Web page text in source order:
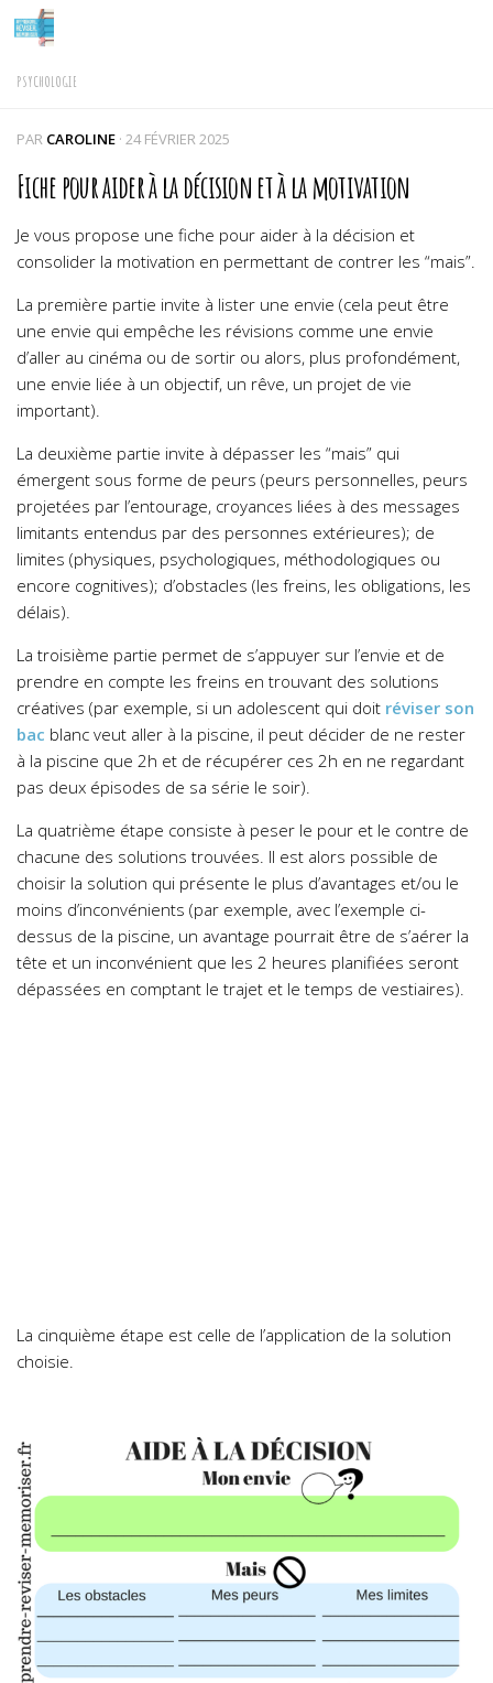
Skip to content
PSYCHOLOGIE
PAR CAROLINE · 24 FÉVRIER 2025
Fiche pour aider à la décision et à la motivation
Je vous propose une fiche pour aider à la décision et
consolider la motivation en permettant de contrer les “mais”.
La première partie invite à lister une envie (cela peut être
une envie qui empêche les révisions comme une envie
d’aller au cinéma ou de sortir ou alors, plus profondément,
une envie liée à un objectif, un rêve, un projet de vie
important).
La deuxième partie invite à dépasser les “mais” qui
émergent sous forme de peurs (peurs personnelles, peurs
projetées par l’entourage, croyances liées à des messages
limitants entendus par des personnes extérieures); de
limites (physiques, psychologiques, méthodologiques ou
encore cognitives); d’obstacles (les freins, les obligations, les
délais).
La troisième partie permet de s’appuyer sur l’envie et de
prendre en compte les freins en trouvant des solutions
créatives (par exemple, si un adolescent qui doit réviser son
bac blanc veut aller à la piscine, il peut décider de ne rester
à la piscine que 2h et de récupérer ces 2h en ne regardant
pas deux épisodes de sa série le soir).
La quatrième étape consiste à peser le pour et le contre de
chacune des solutions trouvées. Il est alors possible de
choisir la solution qui présente le plus d’avantages et/ou le
moins d’inconvénients (par exemple, avec l’exemple ci-
dessus de la piscine, un avantage pourrait être de s’aérer la
tête et un inconvénient que les 2 heures planifiées seront
dépassées en comptant le trajet et le temps de vestiaires).
La cinquième étape est celle de l’application de la solution
choisie.